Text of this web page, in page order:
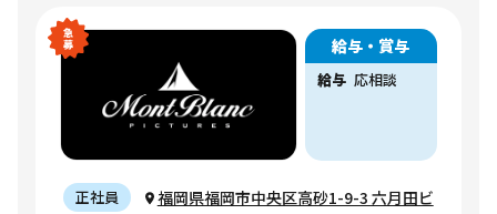
給与・賞与
給与 応相談
正社員
福岡県福岡市中央区高砂1-9-3 六月田ビ